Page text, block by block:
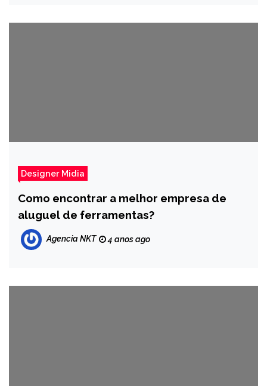
Designer Midia
Como encontrar a melhor empresa de
aluguel de ferramentas?
Agencia NKT 4 anos ago